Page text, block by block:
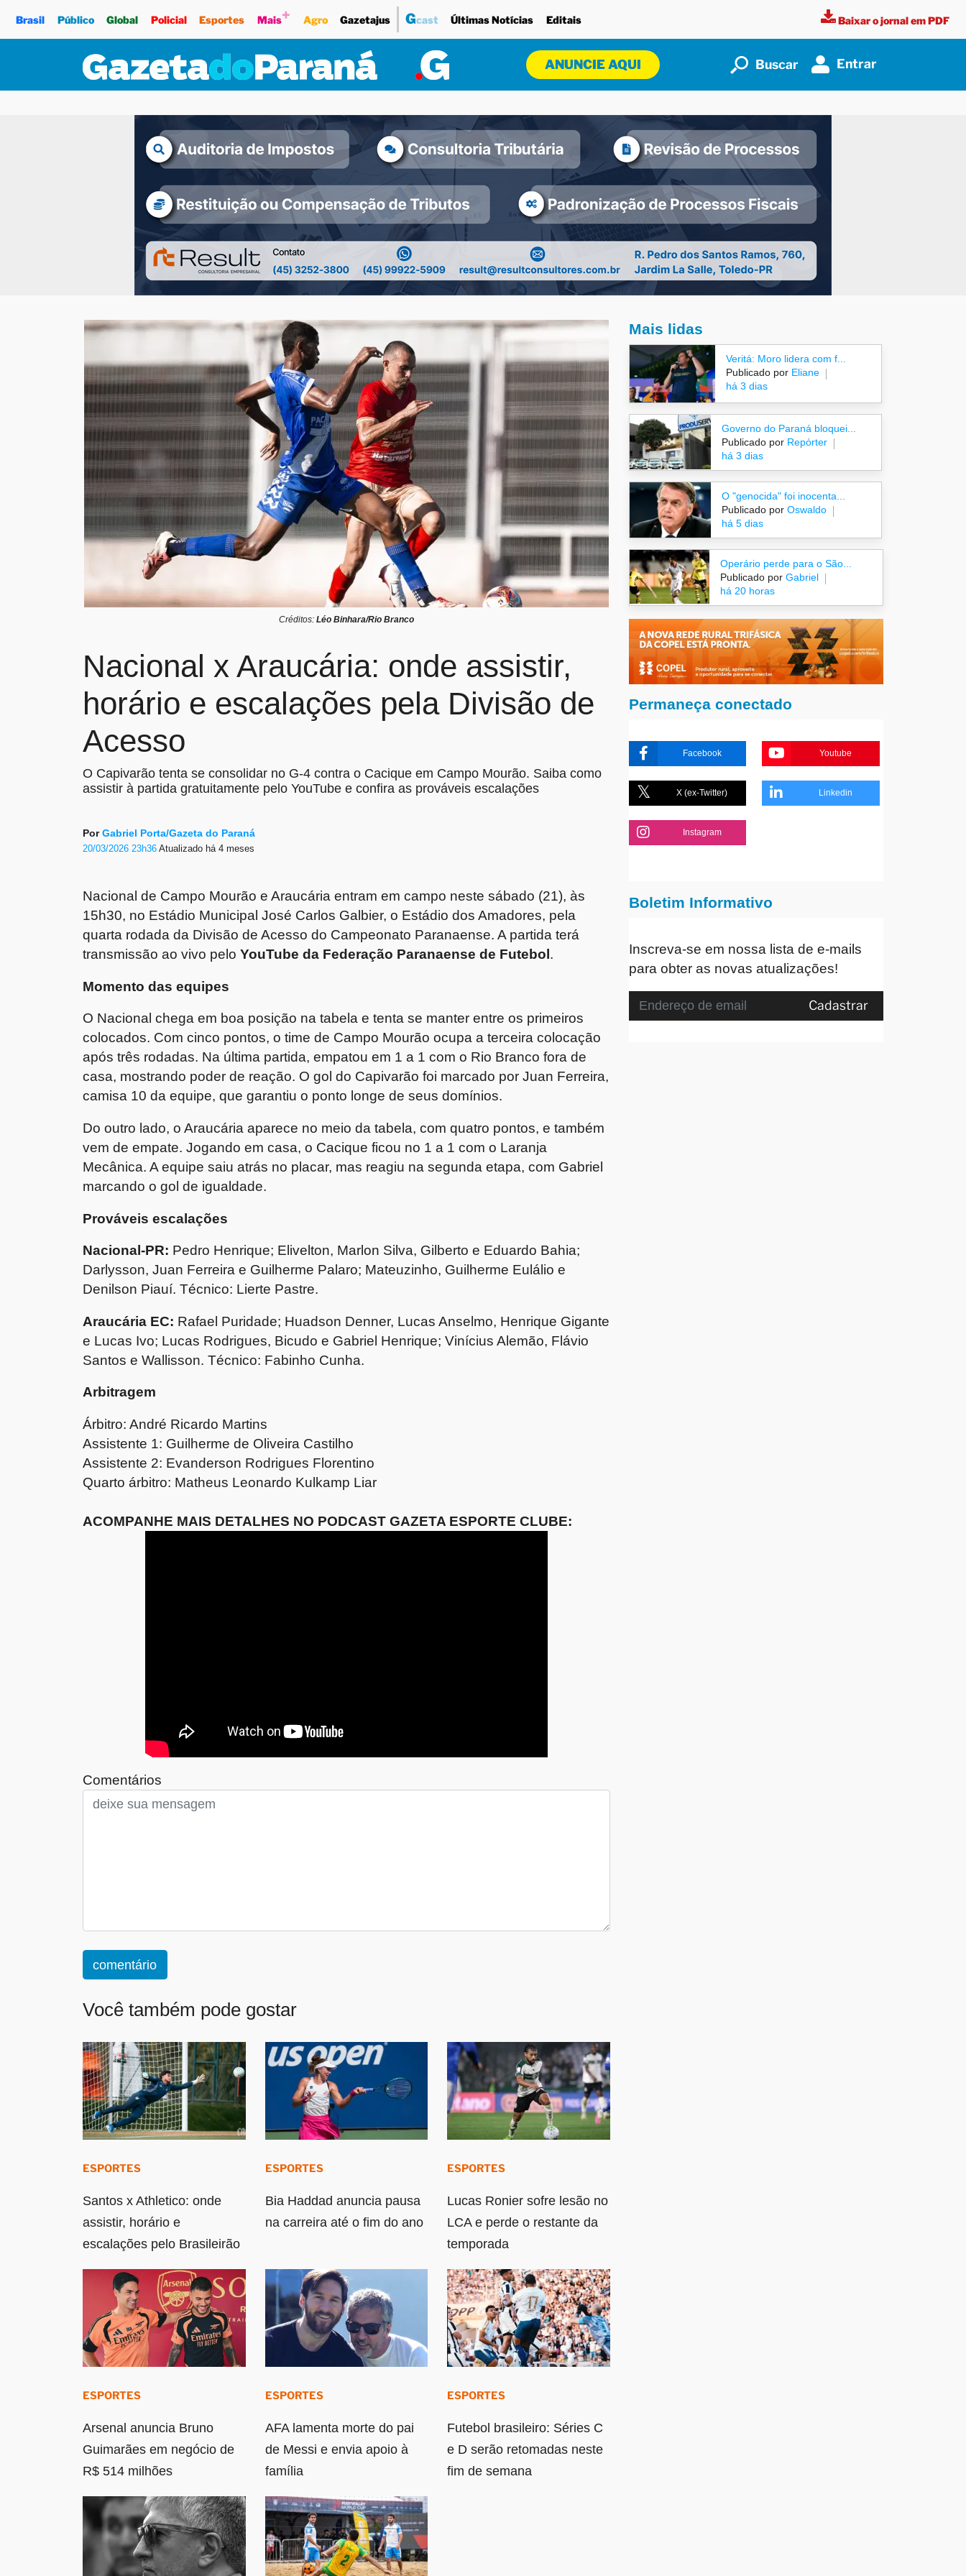
Brasil Público Global Policial Esportes Mais+ Agro Gazetajus Gcast Últimas Notícias Editais Baixar o jornal em PDF
ANUNCIE AQUI Buscar Entrar
Créditos: Léo Binhara/Rio Branco
Nacional x Araucária: onde assistir,
horário e escalações pela Divisão de
Acesso
O Capivarão tenta se consolidar no G-4 contra o Cacique em Campo Mourão. Saiba como
assistir à partida gratuitamente pelo YouTube e confira as prováveis escalações
PorGabriel Porta/Gazeta do Paraná
20/03/2026 23h36Atualizado há 4 meses
Nacional de Campo Mourão e Araucária entram em campo neste sábado (21), às
15h30, no Estádio Municipal José Carlos Galbier, o Estádio dos Amadores, pela
quarta rodada da Divisão de Acesso do Campeonato Paranaense. A partida terá
transmissão ao vivo peloYouTube da Federação Paranaense de Futebol.
Momento das equipes
O Nacional chega em boa posição na tabela e tenta se manter entre os primeiros
colocados. Com cinco pontos, o time de Campo Mourão ocupa a terceira colocação
após três rodadas. Na última partida, empatou em 1 a 1 com o Rio Branco fora de
casa, mostrando poder de reação. O gol do Capivarão foi marcado por Juan Ferreira,
camisa 10 da equipe, que garantiu o ponto longe de seus domínios.
Do outro lado, o Araucária aparece no meio da tabela, com quatro pontos, e também
vem de empate. Jogando em casa, o Cacique ficou no 1 a 1 com o Laranja
Mecânica. A equipe saiu atrás no placar, mas reagiu na segunda etapa, com Gabriel
marcando o gol de igualdade.
Prováveis escalações
Nacional-PR: Pedro Henrique; Elivelton, Marlon Silva, Gilberto e Eduardo Bahia;
Darlysson, Juan Ferreira e Guilherme Palaro; Mateuzinho, Guilherme Eulálio e
Denilson Piauí. Técnico: Lierte Pastre.
Araucária EC: Rafael Puridade; Huadson Denner, Lucas Anselmo, Henrique Gigante
e Lucas Ivo; Lucas Rodrigues, Bicudo e Gabriel Henrique; Vinícius Alemão, Flávio
Santos e Wallisson. Técnico: Fabinho Cunha.
Arbitragem
Árbitro: André Ricardo Martins
Assistente 1: Guilherme de Oliveira Castilho
Assistente 2: Evanderson Rodrigues Florentino
Quarto árbitro: Matheus Leonardo Kulkamp Liar
ACOMPANHE MAIS DETALHES NO PODCAST GAZETA ESPORTE CLUBE:
Comentários
comentário
Você também pode gostar
ESPORTES
Santos x Athletico: onde
assistir, horário e
escalações pelo Brasileirão
ESPORTES
Bia Haddad anuncia pausa
na carreira até o fim do ano
ESPORTES
Lucas Ronier sofre lesão no
LCA e perde o restante da
temporada
ESPORTES
Arsenal anuncia Bruno
Guimarães em negócio de
R$ 514 milhões
ESPORTES
AFA lamenta morte do pai
de Messi e envia apoio à
família
ESPORTES
Futebol brasileiro: Séries C
e D serão retomadas neste
fim de semana
Mais lidas
Veritá: Moro lidera com f...
Publicado porEliane
há 3 dias
Governo do Paraná bloquei...
Publicado por Repórter
há 3 dias
O "genocida" foi inocenta...
Publicado por Oswaldo
há 5 dias
Operário perde para o São...
Publicado por Gabriel
há 20 horas
Permaneça conectado
Facebook Youtube
X (ex-Twitter) Linkedin
Instagram
Boletim Informativo
Inscreva-se em nossa lista de e-mails
para obter as novas atualizações!
Cadastrar